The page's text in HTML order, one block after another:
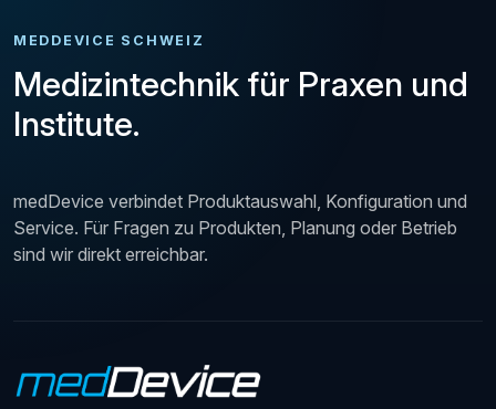
MEDDEVICE SCHWEIZ
Medizintechnik für Praxen und
Institute.
medDevice verbindet Produktauswahl, Konfiguration und
Service. Für Fragen zu Produkten, Planung oder Betrieb
sind wir direkt erreichbar.